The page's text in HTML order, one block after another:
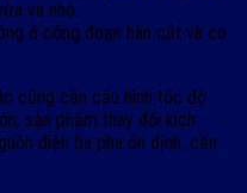
và nhỏ.
ở công đoạn hàn cắt và co
cũng cần cấu hình tốc độ
sản phẩm thay đổi kích
điện ba pha ổn định, cần